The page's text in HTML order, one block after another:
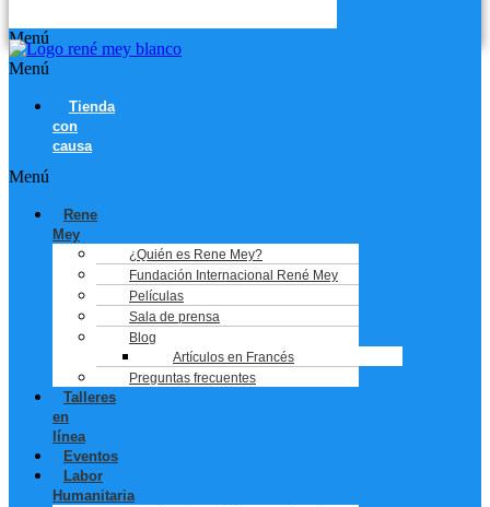
Menú
Menú
Tienda
con
causa
Menú
Rene
Mey
¿Quién es Rene Mey?
Fundación Internacional René Mey
Películas
Sala de prensa
Blog
Artículos en Francés
Preguntas frecuentes
Talleres
en
línea
Eventos
Labor
Humanitaria